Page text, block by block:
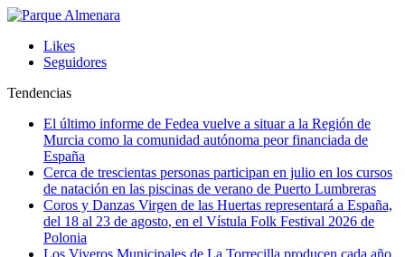
Likes
Seguidores
Tendencias
El último informe de Fedea vuelve a situar a la Región de
Murcia como la comunidad autónoma peor financiada de
España
Cerca de trescientas personas participan en julio en los cursos
de natación en las piscinas de verano de Puerto Lumbreras
Coros y Danzas Virgen de las Huertas representará a España,
del 18 al 23 de agosto, en el Vístula Folk Festival 2026 de
Polonia
Los Viveros Municipales de La Torrecilla producen cada año